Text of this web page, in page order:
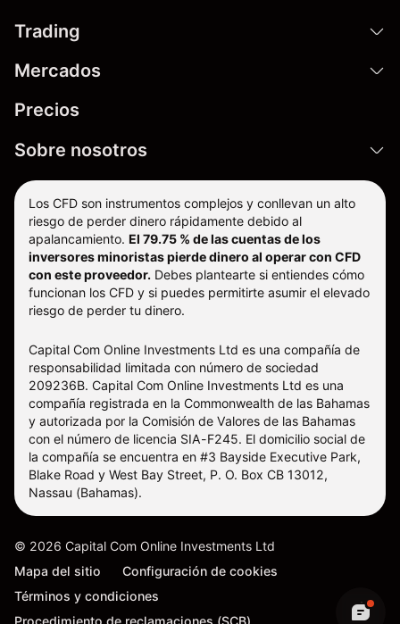
Trading
Mercados
Precios
Sobre nosotros
Los CFD son instrumentos complejos y conllevan un alto
riesgo de perder dinero rápidamente debido al
apalancamiento. El 79.75 % de las cuentas de los
inversores minoristas pierde dinero al operar con CFD
con este proveedor. Debes plantearte si entiendes cómo
funcionan los CFD y si puedes permitirte asumir el elevado
riesgo de perder tu dinero.
Capital Com Online Investments Ltd es una compañía de
responsabilidad limitada con número de sociedad
209236B. Capital Com Online Investments Ltd es una
compañía registrada en la Commonwealth de las Bahamas
y autorizada por la Comisión de Valores de las Bahamas
con el número de licencia SIA-F245. El domicilio social de
la compañía se encuentra en #3 Bayside Executive Park,
Blake Road y West Bay Street, P. O. Box CB 13012,
Nassau (Bahamas).
© 2026 Capital Com Online Investments Ltd
Mapa del sitio
Configuración de cookies
Términos y condiciones
Procedimiento de reclamaciones (SCB)